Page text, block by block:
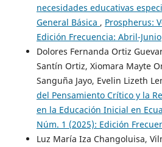
necesidades educativas
General Básica , Prospherus:
Edición Frecuencia: Abril-Junio
Dolores Fernanda Ortiz
Santín Ortiz, Xiomara Mayte
Sanguña Jayo, Evelin Lizeth
del Pensamiento Crítico y la
en la Educación Inicial en
Núm. 1 (2025): Edición
Luz María Iza Changoluisa,